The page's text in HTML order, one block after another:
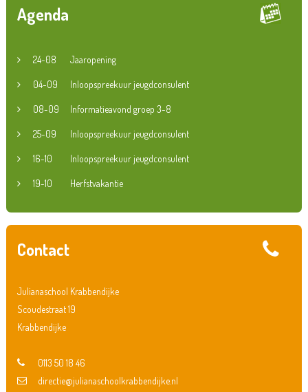
Agenda
24-08 Jaaropening
04-09 Inloopspreekuur jeugdconsulent
08-09 Informatieavond groep 3-8
25-09 Inloopspreekuur jeugdconsulent
16-10 Inloopspreekuur jeugdconsulent
19-10 Herfstvakantie
Contact
Julianaschool Krabbendijke
Scoudestraat 19
Krabbendijke
0113 50 18 46
directie@julianaschoolkrabbendijke.nl